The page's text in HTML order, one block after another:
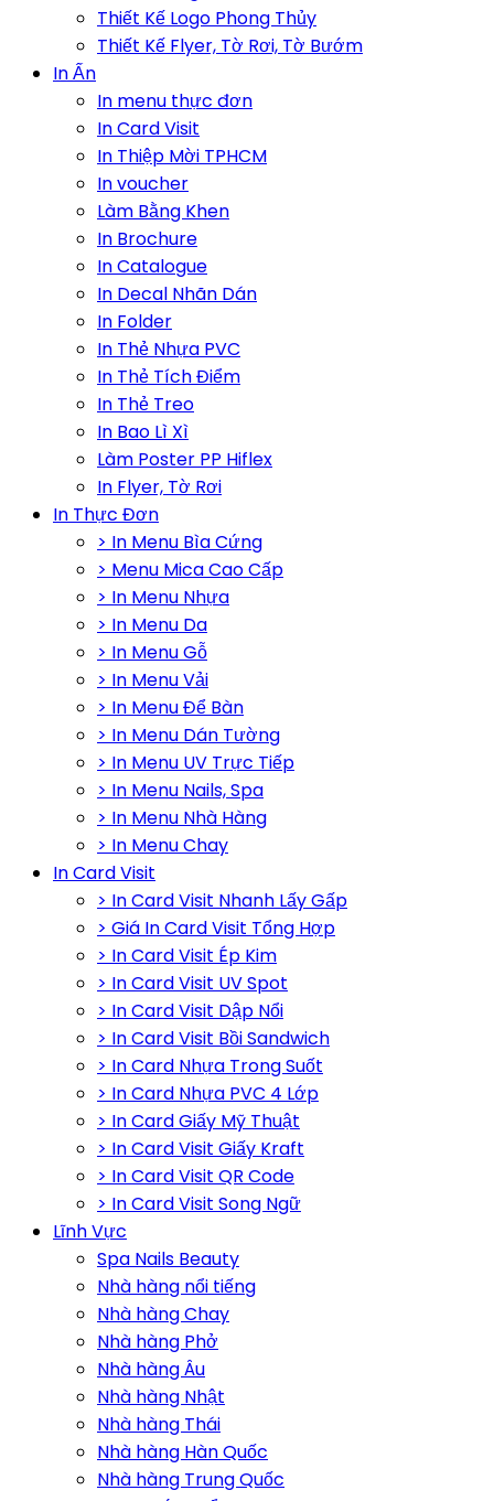
Thiết Kế Logo Phong Thủy
Thiết Kế Flyer, Tờ Rơi, Tờ Bướm
In Ấn
In menu thực đơn
In Card Visit
In Thiệp Mời TPHCM
In voucher
Làm Bằng Khen
In Brochure
In Catalogue
In Decal Nhãn Dán
In Folder
In Thẻ Nhựa PVC
In Thẻ Tích Điểm
In Thẻ Treo
In Bao Lì Xì
Làm Poster PP Hiflex
In Flyer, Tờ Rơi
In Thực Đơn
> In Menu Bìa Cứng
> Menu Mica Cao Cấp
> In Menu Nhựa
> In Menu Da
> In Menu Gỗ
> In Menu Vải
> In Menu Để Bàn
> In Menu Dán Tường
> In Menu UV Trực Tiếp
> In Menu Nails, Spa
> In Menu Nhà Hàng
> In Menu Chay
In Card Visit
> In Card Visit Nhanh Lấy Gấp
> Giá In Card Visit Tổng Hợp
> In Card Visit Ép Kim
> In Card Visit UV Spot
> In Card Visit Dập Nổi
> In Card Visit Bồi Sandwich
> In Card Nhựa Trong Suốt
> In Card Nhựa PVC 4 Lớp
> In Card Giấy Mỹ Thuật
> In Card Visit Giấy Kraft
> In Card Visit QR Code
> In Card Visit Song Ngữ
Lĩnh Vực
Spa Nails Beauty
Nhà hàng nổi tiếng
Nhà hàng Chay
Nhà hàng Phở
Nhà hàng Âu
Nhà hàng Nhật
Nhà hàng Thái
Nhà hàng Hàn Quốc
Nhà hàng Trung Quốc